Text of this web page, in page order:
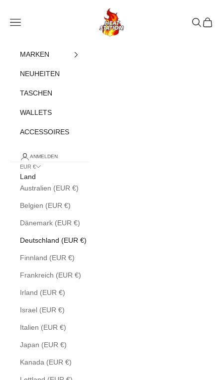
heatstation
Navigationsmenü öffnen
Suche
MARKEN
NEUHEITEN
TASCHEN
WALLETS
ACCESSOIRES
ANMELDEN
EUR €
Land
Australien (EUR €)
Belgien (EUR €)
Dänemark (EUR €)
Deutschland (EUR €)
Finnland (EUR €)
Frankreich (EUR €)
Irland (EUR €)
Israel (EUR €)
Italien (EUR €)
Japan (EUR €)
Kanada (EUR €)